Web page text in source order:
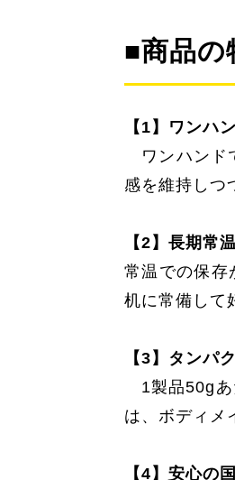
■商品の
【1】ワンハ
ワンハンド
感を維持しつ
【2】長期常
常温での保存
机に常備して
【3】タンパ
1製品50gあ
は、ボディメ
【4】安心の